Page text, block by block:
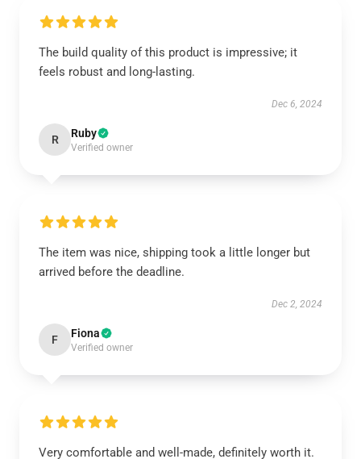
The build quality of this product is impressive; it
feels robust and long-lasting.
Dec 6, 2024
R Ruby
Verified owner
The item was nice, shipping took a little longer but
arrived before the deadline.
Dec 2, 2024
F Fiona
Verified owner
Very comfortable and well-made, definitely worth it.